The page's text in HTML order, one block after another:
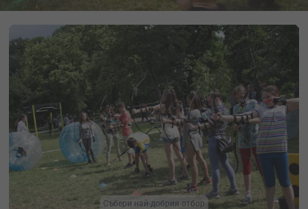
Събери най-добрия отбор